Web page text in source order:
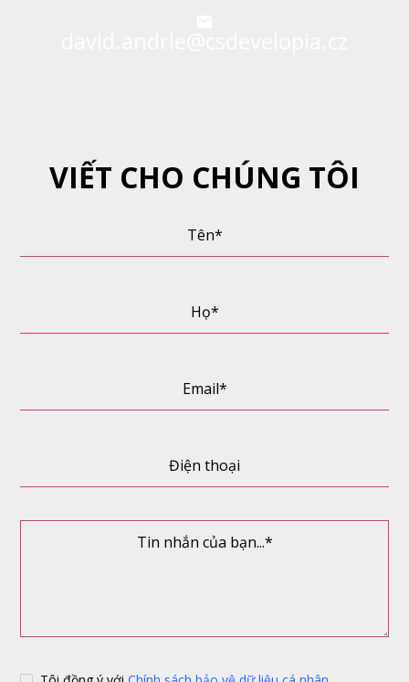
VIẾT CHO CHÚNG TÔI